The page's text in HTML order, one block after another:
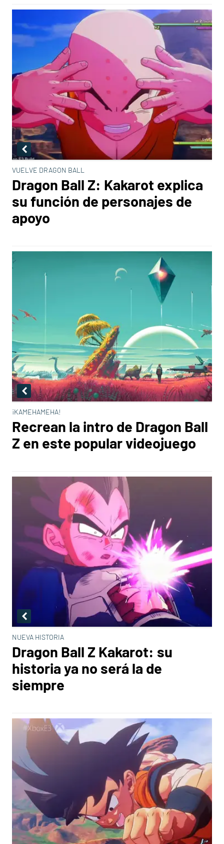
VUELVE DRAGON BALL
Dragon Ball Z: Kakarot explica
su función de personajes de
apoyo
¡KAMEHAMEHA!
Recrean la intro de Dragon Ball
Z en este popular videojuego
NUEVA HISTORIA
Dragon Ball Z Kakarot: su
historia ya no será la de
siempre